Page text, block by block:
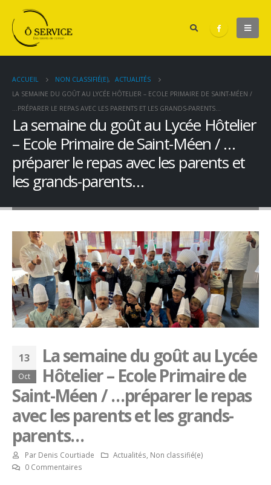
ACCUEIL NON CLASSIFIÉ(E),
ACTUALITÉS
LA SEMAINE DU GOÛT AU LYCÉE HÔTELIER – ECOLE PRIMAIRE DE SAINT-MÉEN /
…PRÉPARER LE REPAS AVEC LES PARENTS ET LES GRANDS-PARENTS…
La semaine du goût au Lycée Hôtelier
– Ecole Primaire de Saint-Méen / …
préparer le repas avec les parents et
les grands-parents…
13
Oct
La semaine du goût au Lycée
Hôtelier – Ecole Primaire de
Saint-Méen / …préparer le repas
avec les parents et les grands-
parents…
Par Denis Courtiade Actualités, Non classifié(e)
0 Commentaires